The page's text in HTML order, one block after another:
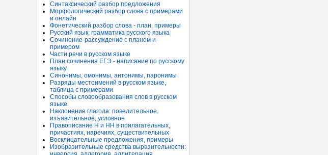
Синтаксический разбор предложения
Морфологический разбор слова с примерами
и онлайн
Фонетический разбор слова - план, примеры
Русский язык, грамматика русского языка
Сочинение-рассуждение с планом и
примером
Части речи в русском языке
План сочинения ЕГЭ - написание по русскому
языку
Синонимы, омонимы, антонимы, паронимы
Разряды местоимений в русском языке,
таблица с примерами
Способы словообразования слов в русском
языке
Наклонение глагола: повелительное,
изъявительное, условное
Правописание Н и НН в прилагательных,
причастиях, наречиях, существительных
Восклицательные предложения, примеры
Изобразительные средства выразительности: